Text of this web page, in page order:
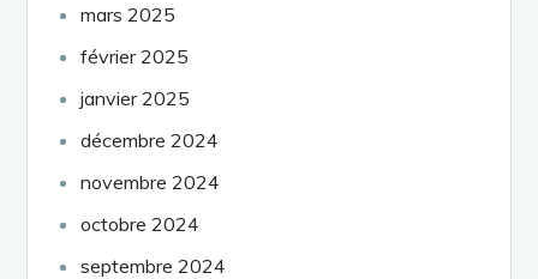
mars 2025
février 2025
janvier 2025
décembre 2024
novembre 2024
octobre 2024
septembre 2024